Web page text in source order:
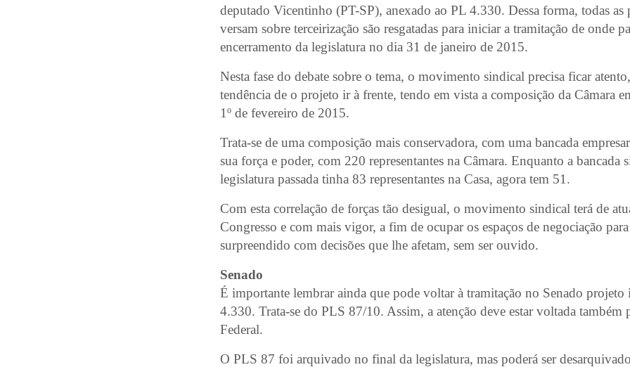
deputado Vicentinho (PT-SP), anexado ao PL 4.330. Dessa forma, todas as
versam sobre terceirização são resgatadas para iniciar a tramitação de onde
encerramento da legislatura no dia 31 de janeiro de 2015.
Nesta fase do debate sobre o tema, o movimento sindical precisa ficar
tendência de o projeto ir à frente, tendo em vista a composição da Câmara
1º de fevereiro de 2015.
Trata-se de uma composição mais conservadora, com uma bancada
sua força e poder, com 220 representantes na Câmara. Enquanto a bancada
legislatura passada tinha 83 representantes na Casa, agora tem 51.
Com esta correlação de forças tão desigual, o movimento sindical terá de
Congresso e com mais vigor, a fim de ocupar os espaços de negociação
surpreendido com decisões que lhe afetam, sem ser ouvido.
Senado
É importante lembrar ainda que pode voltar à tramitação no Senado
4.330. Trata-se do PLS 87/10. Assim, a atenção deve estar voltada também
Federal.
O PLS 87 foi arquivado no final da legislatura, mas poderá ser